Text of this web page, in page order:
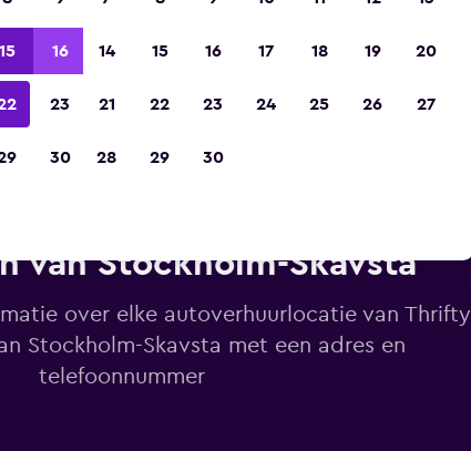
van Stockholm-Skavsta
over elke autoverhuurlocatie van Thrifty
Stockholm-Skavsta met een adres en
telefoonnummer
15 16
23
30
14 15 16 17 18 19 20
21 22 23 24 25 26 27
28 29 30